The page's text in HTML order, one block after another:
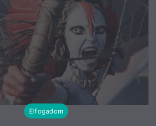
Elfogadom